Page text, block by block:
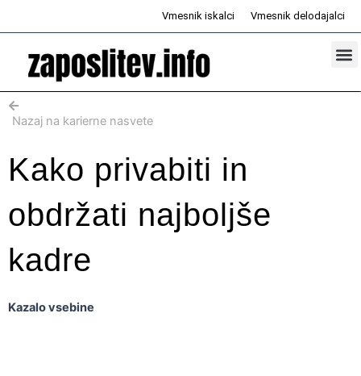
Vmesnik iskalci Vmesnik delodajalci
Nazaj na karierne nasvete
Kako privabiti in
obdržati najboljše
kadre
Kazalo vsebine